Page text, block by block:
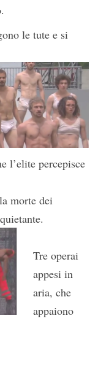
le tute e si
l’elite percepisce
morte dei
Tre operai
appesi in
aria, che
appaiono